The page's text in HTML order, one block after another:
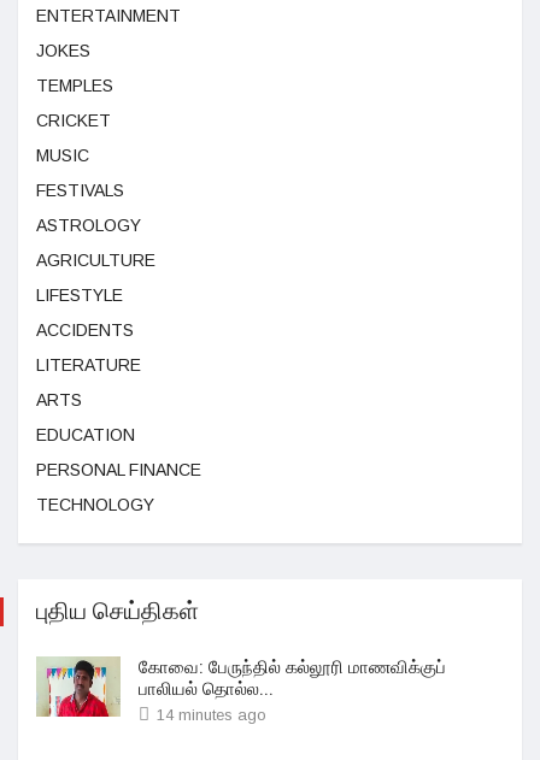
ENTERTAINMENT
JOKES
TEMPLES
CRICKET
MUSIC
FESTIVALS
ASTROLOGY
AGRICULTURE
LIFESTYLE
ACCIDENTS
LITERATURE
ARTS
EDUCATION
PERSONAL FINANCE
TECHNOLOGY
புதிய செய்திகள்
கோவை: பேருந்தில் கல்லூரி மாணவிக்குப்
பாலியல் தொல்ல...
14 minutes ago